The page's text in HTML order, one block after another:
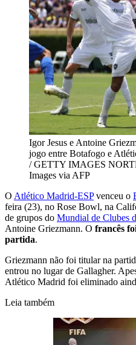
Igor Jesus e Antoine
jogo entre Botafogo e
/ GETTY IMAGES
Images via AFP
O Atlético Madrid-ESPvenceu o
feira (23), no Rose Bowl, na
de grupos do Mundial de Clubes
Antoine Griezmann. O francês
partida.
Griezmann não foi titular na
entrou no lugar de Gallagher.
Atlético Madrid foi eliminado
Leia também